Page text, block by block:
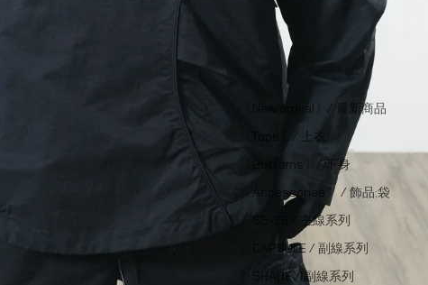
〔New arrival〕/ 最新商品
〔Tops〕/ 上衣
〔Bottoms〕/ 下身
〔Accessories〕 / 飾品;袋
〕SS-26 / 主線系列
〕CAPSULE / 副線系列
〕SHADE / 副線系列